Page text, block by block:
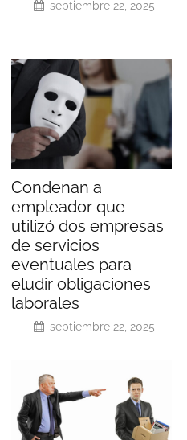
septiembre 22, 2025
Condenan a
empleador que
utilizó dos empresas
de servicios
eventuales para
eludir obligaciones
laborales
septiembre 22, 2025